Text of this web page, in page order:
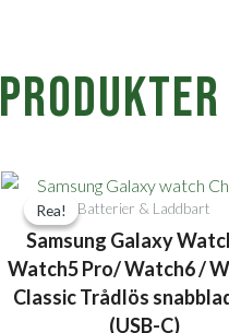
Rea!
Rea! Batterier & Laddbart
Samsung Galaxy
Watch5 Pro/ Watch6 /
Classic Trådlös
(USB-C)
Det
ursprungliga
priset
var:
399,00kr.